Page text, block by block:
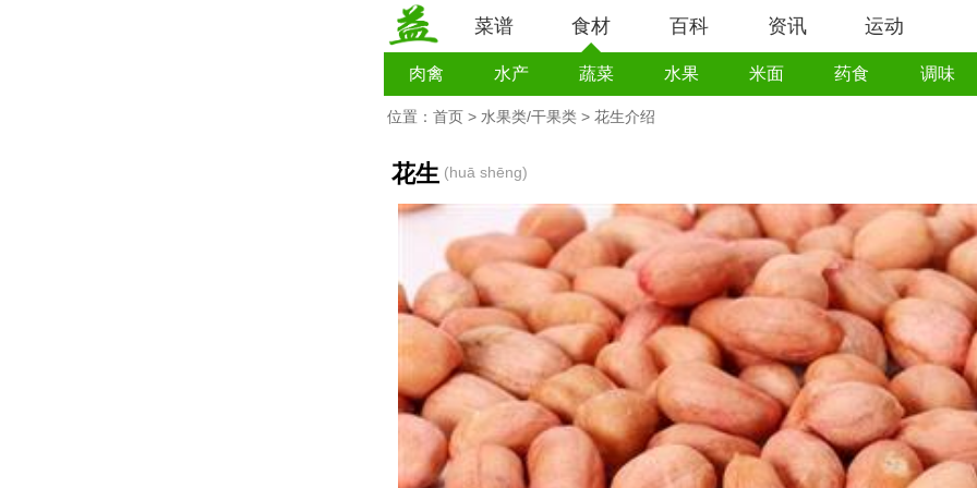
菜谱 食材 百科 资讯 运动
肉禽 水产 蔬菜 水果 米面 药食 调味
位置： 首页 > 水果类/干果类 > 花生介绍
花生 (huā shēng)